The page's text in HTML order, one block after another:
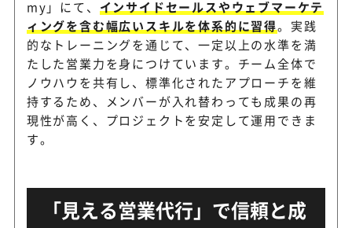
my」にて、 インサイドセールスやウェブマーケテ
ィングを含む幅広いスキルを体系的に習得。実践
的なトレーニングを通じて、一定以上の水準を満
たした営業力を身につけています。チーム全体で
ノウハウを共有し、標準化されたアプローチを維
持するため、メンバーが入れ替わっても成果の再
現性が高く、プロジェクトを安定して運用できま
す。
「見える営業代行」で信頼と成